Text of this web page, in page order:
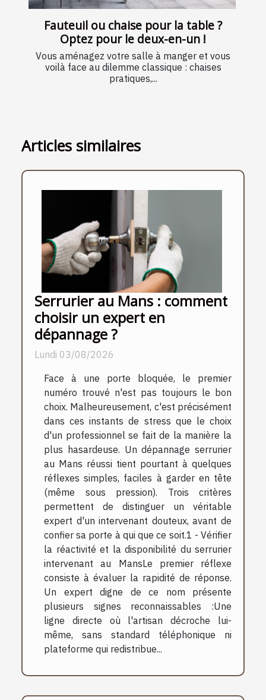
Fauteuil ou chaise pour la table ?
Optez pour le deux-en-un !
Vous aménagez votre salle à manger et vous
voilà face au dilemme classique : chaises
pratiques,...
Articles similaires
Serrurier au Mans : comment
choisir un expert en
dépannage ?
Lundi 03/08/2026
Face à une porte bloquée, le premier
numéro trouvé n'est pas toujours le bon
choix. Malheureusement, c'est précisément
dans ces instants de stress que le choix
d'un professionnel se fait de la manière la
plus hasardeuse. Un dépannage serrurier
au Mans réussi tient pourtant à quelques
réflexes simples, faciles à garder en tête
(même sous pression). Trois critères
permettent de distinguer un véritable
expert d'un intervenant douteux, avant de
confier sa porte à qui que ce soit.1 - Vérifier
la réactivité et la disponibilité du serrurier
intervenant au MansLe premier réflexe
consiste à évaluer la rapidité de réponse.
Un expert digne de ce nom présente
plusieurs signes reconnaissables :Une
ligne directe où l'artisan décroche lui-
même, sans standard téléphonique ni
plateforme qui redistribue...